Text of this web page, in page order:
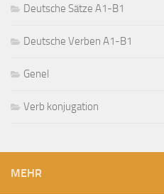
Deutsche Sätze A1-B1
Deutsche Verben A1-B1
Genel
Verb konjugation
MEHR